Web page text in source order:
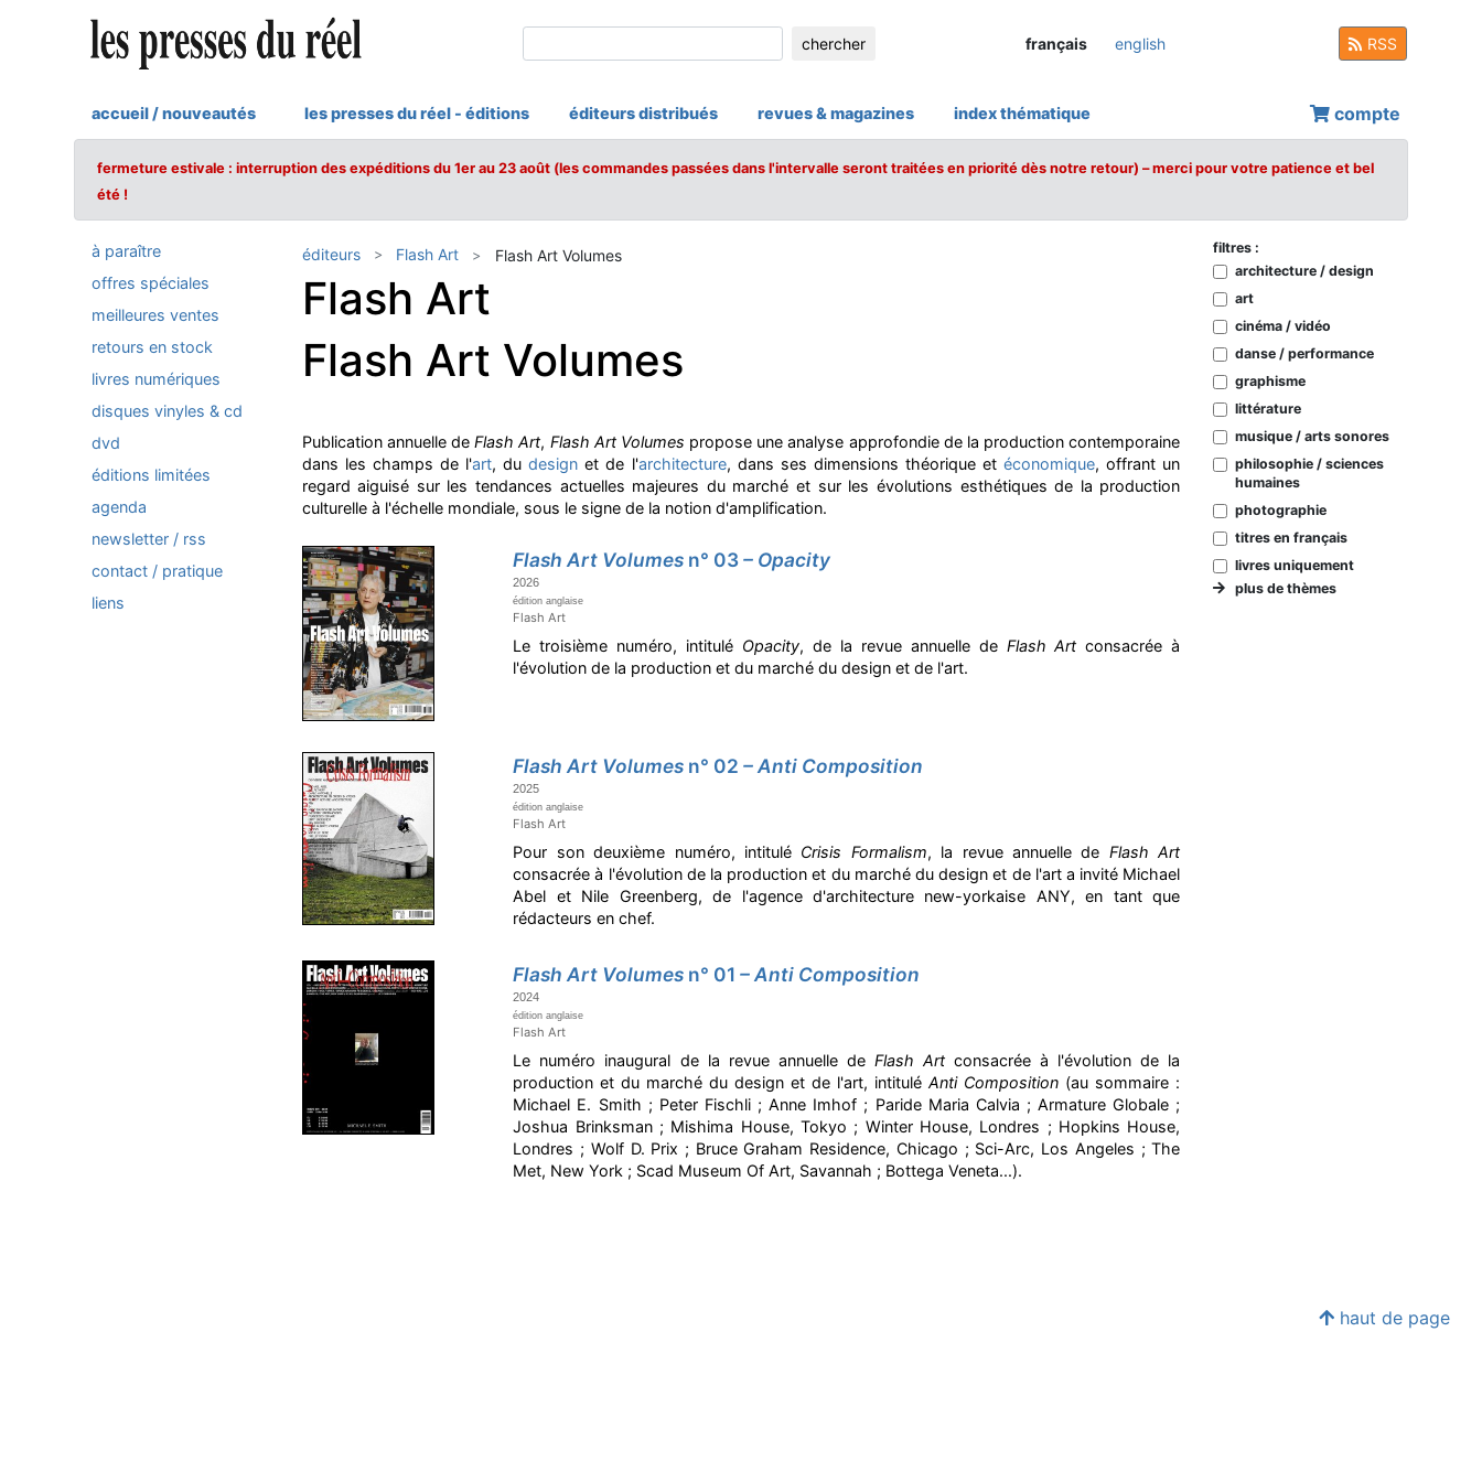
chercher français english RSS
accueil / nouveautés les presses du réel - éditions éditeurs distribués revues & magazines index thématique compte
fermeture estivale : interruption des expéditions du 1er au 23 août (les commandes passées dans l'intervalle seront traitées en priorité dès notre retour) – merci pour votre patience et bel
été !
à paraître
offres spéciales
meilleures ventes
retours en stock
livres numériques
disques vinyles & cd
dvd
éditions limitées
agenda
newsletter / rss
contact / pratique
liens
éditeurs Flash Art Flash Art Volumes
Flash Art
Flash Art Volumes
Publication annuelle deFlash Art, Flash Art Volumes propose une analyse approfondie de la production contemporaine
dans les champs de l'art, dudesign et de l'architecture, dans ses dimensions théorique etéconomique, offrant un
regard aiguisé sur les tendances actuelles majeures du marché et sur les évolutions esthétiques de la production
culturelle à l'échelle mondiale, sous le signe de la notion d'amplification.
Flash Art Volumes n° 03– Opacity
2026
édition anglaise
Flash Art
Le troisième numéro, intitulé Opacity, de la revue annuelle de Flash Art consacrée à
l'évolution de la production et du marché du design et de l'art.
Flash Art Volumes n° 02 – Anti Composition
2025
édition anglaise
Flash Art
Pour son deuxième numéro, intitulé Crisis Formalism, la revue annuelle de Flash Art
consacrée à l'évolution de la production et du marché du design et de l'art a invité Michael
Abel et Nile Greenberg, de l'agence d'architecture new-yorkaise ANY, en tant que
rédacteurs en chef.
Flash Art Volumes n° 01 – Anti Composition
2024
édition anglaise
Flash Art
Le numéro inaugural de la revue annuelle de Flash Artconsacrée à l'évolution de la
production et du marché du design et de l'art, intituléAnti Composition (au sommaire :
Michael E. Smith ; Peter Fischli ; Anne Imhof ; Paride Maria Calvia ; Armature Globale ;
Joshua Brinksman ; Mishima House, Tokyo ; Winter House, Londres ; Hopkins House,
Londres ; Wolf D. Prix ; Bruce Graham Residence, Chicago ; Sci-Arc, Los Angeles ; The
Met, New York ; Scad Museum Of Art, Savannah ; Bottega Veneta...).
filtres :
architecture / design
art
cinéma / vidéo
danse / performance
graphisme
littérature
musique / arts sonores
philosophie / sciences
humaines
photographie
titres en français
livres uniquement
plus de thèmes
haut de page